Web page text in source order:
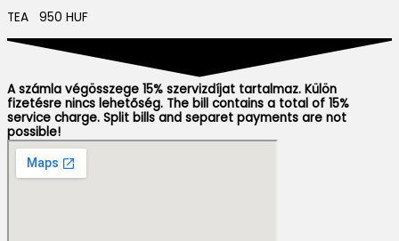
TEA 950 HUF
A számla végösszege 15% szervizdíjat tartalmaz. Külön
fizetésre nincs lehetőség. The bill contains a total of 15%
service charge. Split bills and separet payments are not
possible!